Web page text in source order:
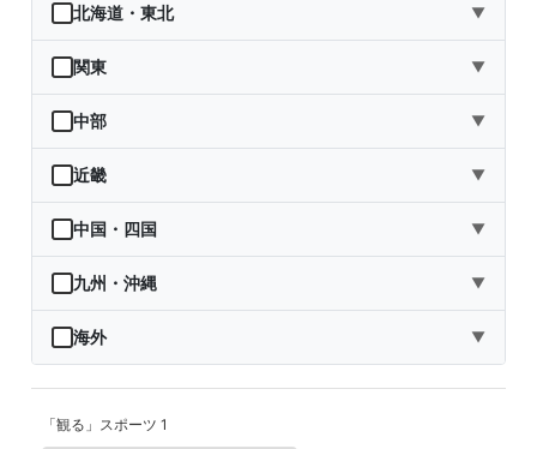
北海道・東北 ▼
北海道
青森県
岩手県
宮城県
秋田県
関東 ▼
茨城県
栃木県
群馬県
埼玉県
千葉県
神奈川県
中部 ▼
新潟県
富山県
石川県
福井県
長野県
近畿 ▼
三重県
滋賀県
京都府
兵庫県
中国・四国 ▼
鳥取県
島根県
岡山県
広島県
九州・沖縄 ▼
福岡県
佐賀県
長崎県
海外 ▼
海外
「観る」スポーツ 1